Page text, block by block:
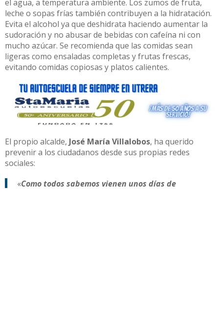
el agua, a temperatura ambiente. Los zumos de fruta,
leche o sopas frías también contribuyen a la hidratación.
Evita el alcohol ya que deshidrata haciendo aumentar la
sudoración y no abusar de bebidas con cafeína ni con
mucho azúcar. Se recomienda que las comidas sean
ligeras como ensaladas completas y frutas frescas,
evitando comidas copiosas y platos calientes.
El propio alcalde, José María Villalobos, ha querido
prevenir a los ciudadanos desde sus propias redes
sociales:
«Como todos sabemos vienen unos días de